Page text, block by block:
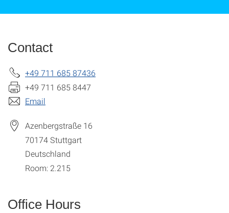
Contact
+49 711 685 87436
+49 711 685 8447
Email
Azenbergstraße 16
70174Stuttgart
Deutschland
Room: 2.215
Office Hours